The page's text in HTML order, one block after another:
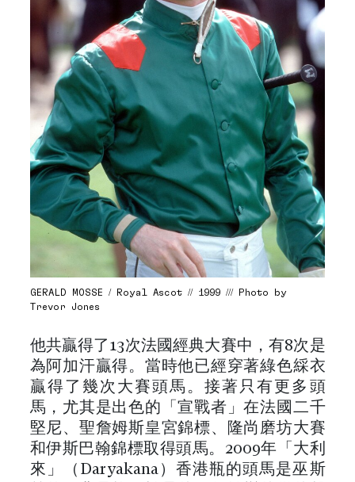
GERALD MOSSE / Royal Ascot // 1999 /// Photo by
Trevor Jones
他共贏得了13次法國經典大賽中，有8次是
為阿加汗贏得。當時他已經穿著綠色綵衣
贏得了幾次大賽頭馬。接著只有更多頭
馬，尤其是出色的「宣戰者」在法國二千
堅尼、聖詹姆斯皇宮錦標、隆尚磨坊大賽
和伊斯巴翰錦標取得頭馬。2009年「大利
來」（Daryakana）香港瓶的頭馬是巫斯